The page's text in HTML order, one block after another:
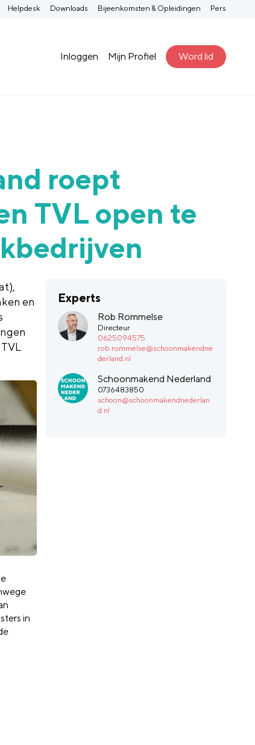
Inloggen Mijn Profiel Word lid
Helpdesk Downloads Bijeenkomsten & Opleidingen Pers
roept
TVL open te
en
Experts
Rob Rommelse
Directeur
0625094575
rob.rommelse@schoonmakendne
derland.nl
Schoonmakend Nederland
0736483850
schoon@schoonmakendnederlan
d.nl
in